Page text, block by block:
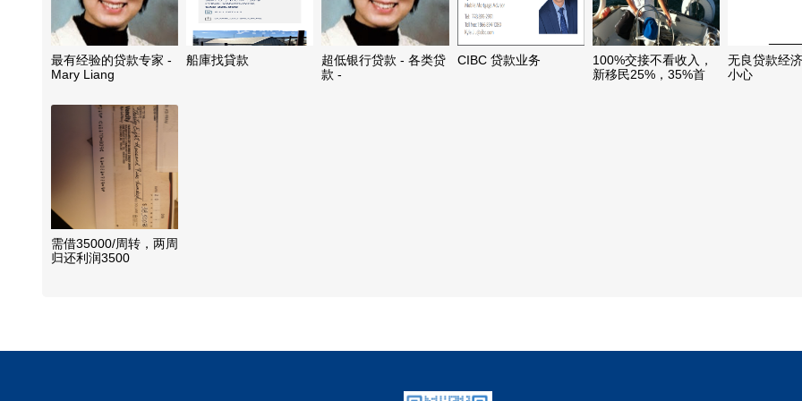
最有经验的贷款专家 -
Mary Liang
船庫找貸款
超低银行贷款 - 各类贷
款 -
CIBC 贷款业务
100%交接不看收入，
新移民25%，35%首
无良贷款经
小心
需借35000/周转，两周
归还利润3500